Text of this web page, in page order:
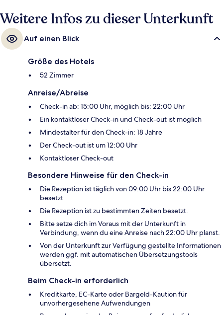
Weitere Infos zu dieser Unterkunft
Auf einen Blick
Größe des Hotels
52 Zimmer
Anreise/Abreise
Check-in ab: 15:00 Uhr, möglich bis: 22:00 Uhr
Ein kontaktloser Check-in und Check-out ist möglich
Mindestalter für den Check-in: 18 Jahre
Der Check-out ist um 12:00 Uhr
Kontaktloser Check-out
Besondere Hinweise für den Check-in
Die Rezeption ist täglich von 09:00 Uhr bis 22:00 Uhr
besetzt.
Die Rezeption ist zu bestimmten Zeiten besetzt.
Bitte setze dich im Voraus mit der Unterkunft in
Verbindung, wenn du eine Anreise nach 22:00 Uhr planst.
Von der Unterkunft zur Verfügung gestellte Informationen
werden ggf. mit automatischen Übersetzungstools
übersetzt.
Beim Check-in erforderlich
Kreditkarte, EC-Karte oder Bargeld-Kaution für
unvorhergesehene Aufwendungen